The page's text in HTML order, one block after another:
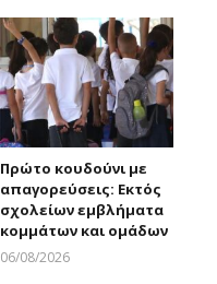
Πρώτο κουδούνι με
απαγορεύσεις: Εκτός
σχολείων εμβλήματα
κομμάτων και ομάδων
06/08/2026